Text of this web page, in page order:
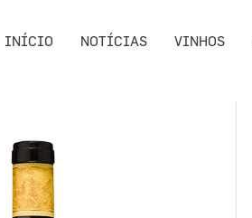
INÍCIO NOTÍCIAS VINHOS